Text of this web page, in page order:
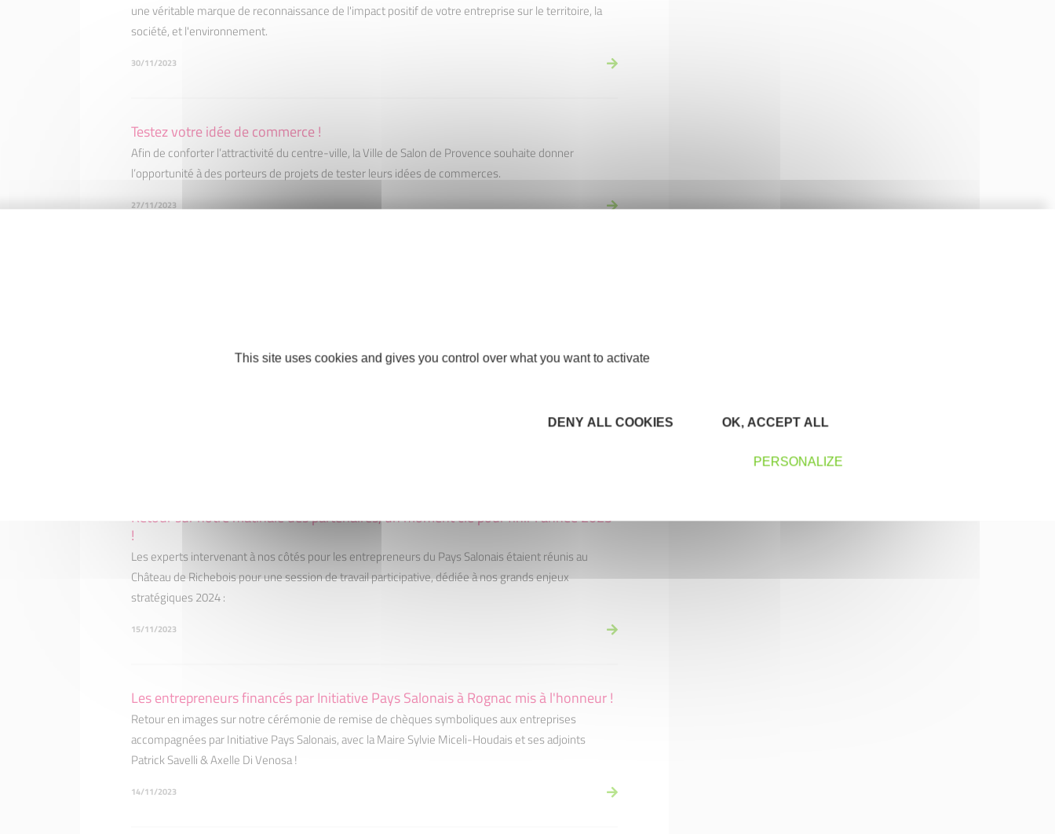
une véritable marque de reconnaissance de l'impact positif de votre entreprise sur le territoire, la
société, et l'environnement.
30/11/2023
Testez votre idée de commerce !
Afin de conforter l’attractivité du centre-ville, la Ville de Salon de Provence souhaite donner
l’opportunité à des porteurs de projets de tester leurs idées de commerces.
27/11/2023
Retour sur notre matinale des partenaires, un moment clé pour finir l'année 2023
!
Les experts intervenant à nos côtés pour les entrepreneurs du Pays Salonais étaient réunis au
Château de Richebois pour une session de travail participative, dédiée à nos grands enjeux
stratégiques 2024 :
15/11/2023
Les entrepreneurs financés par Initiative Pays Salonais à Rognac mis à l'honneur !
Retour en images sur notre cérémonie de remise de chèques symboliques aux entreprises
accompagnées par Initiative Pays Salonais, avec la Maire Sylvie Miceli-Houdais et ses adjoints
Patrick Savelli & Axelle Di Venosa !
14/11/2023
This site uses cookies and gives you control over what you want to activate
OK, ACCEPT ALL
DENY ALL COOKIES
PERSONALIZE